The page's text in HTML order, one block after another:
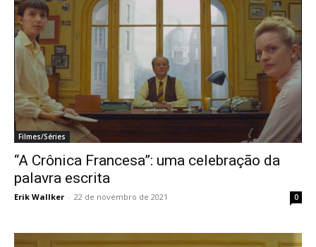
Filmes/Séries
“A Crônica Francesa”: uma celebração da
palavra escrita
Erik Wallker - 22 de novembro de 2021 0